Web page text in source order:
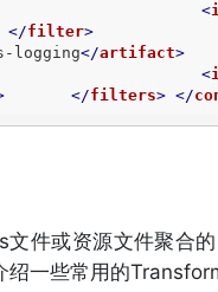
<
</filter>
logging</artifact>
<
</filters> </
件或资源文件聚合
一些常用的